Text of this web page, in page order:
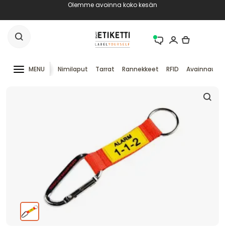
Olemme avoinna koko kesän
MENU Nimilaput Tarrat Rannekkeet RFID